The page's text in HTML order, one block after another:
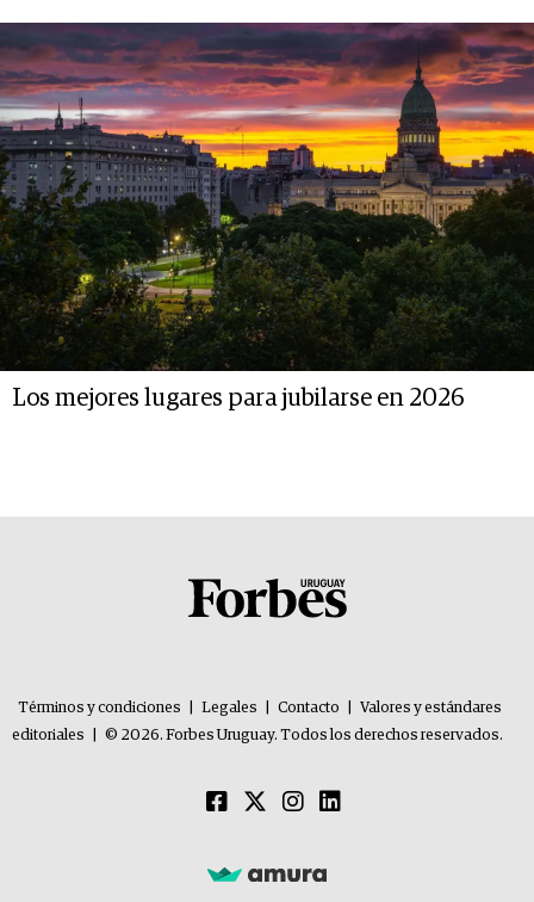
Los mejores lugares para jubilarse en 2026
Términos y condiciones Legales Contacto
Valores y estándares
editoriales
© 2026. Forbes Uruguay. Todos los derechos reservados.